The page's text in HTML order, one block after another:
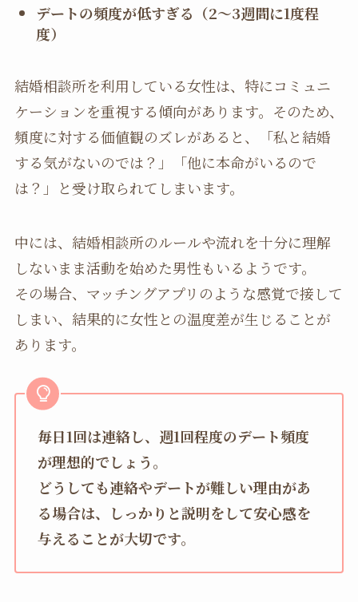
デートの頻度が低すぎる（2〜3週間に1度程
度）
結婚相談所を利用している女性は、特にコミュニ
ケーションを重視する傾向があります。そのため、
頻度に対する価値観のズレがあると、「私と結婚
する気がないのでは？」「他に本命がいるので
は？」と受け取られてしまいます。
中には、結婚相談所のルールや流れを十分に理解
しないまま活動を始めた男性もいるようです。
その場合、マッチングアプリのような感覚で接して
しまい、結果的に女性との温度差が生じることが
あります。
毎日1回は連絡し、週1回程度のデート頻度
が理想的でしょう。
どうしても連絡やデートが難しい理由があ
る場合は、しっかりと説明をして安心感を
与えることが大切です。